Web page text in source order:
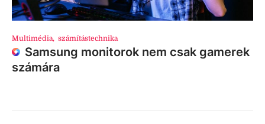
Multimédia, számítástechnika
Samsung monitorok nem csak gamerek
számára